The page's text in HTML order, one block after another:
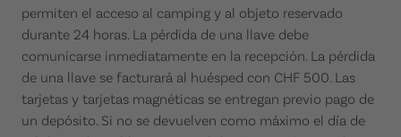
permiten el acceso al camping y al objeto reservado
durante 24 horas. La pérdida de una llave debe
comunicarse inmediatamente en la recepción. La pérdida
de una llave se facturará al huésped con CHF 500. Las
tarjetas y tarjetas magnéticas se entregan previo pago de
un depósito. Si no se devuelven como máximo el día de